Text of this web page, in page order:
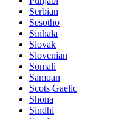
Serbian
Sesotho
Sinhala
Slovak
Slovenian
Somali
Samoan
Scots Gaelic
Shona
Sindhi